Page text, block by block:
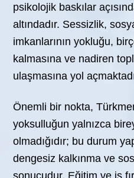
psikolojik baskılar
altındadır. Sessizlik,
imkanlarının yokluğu,
kalmasına ve nadiren
ulaşmasına yol
Önemli bir nokta,
yoksulluğun yalnızca
olmadığıdır; bu durum
dengesiz kalkınma ve